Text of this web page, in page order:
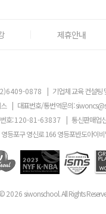
제휴안내
0878 | 기업체 교육 컨설팅
| 대표번호/통번역문의:
호:120-81-63837 | 통신판매업
등포구 영신로 166 영등포반도아이
2026 siwonschool. All Rights